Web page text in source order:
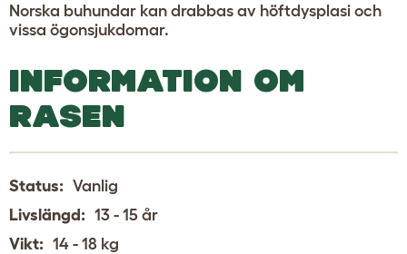
Norska buhundar kan drabbas av höftdysplasi och
vissa ögonsjukdomar.
INFORMATION OM
RASEN
Status: Vanlig
Livslängd: 13 - 15 år
Vikt: 14 - 18 kg